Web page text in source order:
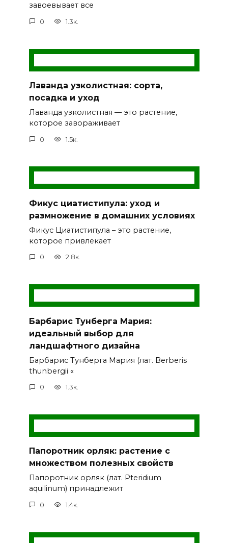
завоевывает все
0 1.3к.
Лаванда узколистная: сорта,
посадка и уход
Лаванда узколистная — это растение,
которое завораживает
0 1.5к.
Фикус циатистипула: уход и
размножение в домашних условиях
Фикус Циатистипула – это растение,
которое привлекает
0 2.8к.
Барбарис Тунберга Мария:
идеальный выбор для
ландшафтного дизайна
Барбарис Тунберга Мария (лат. Berberis
thunbergii «
0 1.3к.
Папоротник орляк: растение с
множеством полезных свойств
Папоротник орляк (лат. Pteridium
aquilinum) принадлежит
0 1.4к.